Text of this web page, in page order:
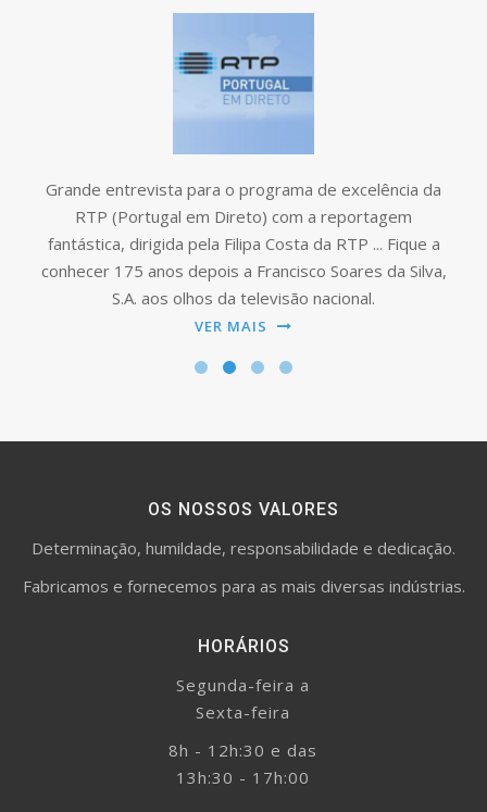
Brindados uma vez mais, com uma excelente
reportagem. Desta vez será para o Jornal de Noticias,
comprovando assim uma vez mais, a importância,
relevância e interesse que tem a nossa empresa para
as pessoas e para o Pais.
VER MAIS
OS NOSSOS VALORES
Determinação, humildade, responsabilidade e dedicação.
Fabricamos e fornecemos para as mais diversas indústrias.
HORÁRIOS
Segunda-feira a
Sexta-feira
8h - 12h:30 e das
13h:30 - 17h:00